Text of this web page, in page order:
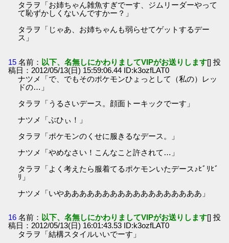
タラヲ「お姉ちゃん雑魚すぎでーす、ジムリーダーやって
て恥ずかしくないんですかー？」
タラヲ「じゃあ、お姉ちゃんも弱らせてゲットするデー
ス」
15 名前： 以下、名無しにかわりましてVIPがお送りします[] 投
稿日：2012/05/13(日) 15:59:06.44 ID:k3ozfLAT0
ナツメ「で、でもそのポケモンひょっとして（私の）レッ
ドの…」
タラヲ「うるさいデース。顔面トーキックでーす」
ナツメ「ぶひぃ！」
タラヲ「ポケモンのくせに服きるなデース。」
ナツメ「やめなさい！こんなこと許されて…」
タラヲ「よく考えたら服着てるポケモンいたデース♪ﾋﾞﾘﾋﾞ
ﾘ」
ナツメ「いやああああああああああああああああああ」
16 名前： 以下、名無しにかわりましてVIPがお送りします[] 投
稿日：2012/05/13(日) 16:01:43.53 ID:k3ozfLAT0
タラヲ「結構スタイルいいでーす」